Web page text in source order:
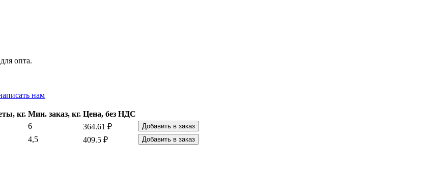
опта.
нам
кг. Мин. заказ, кг. Цена, без НДС
6 364.61 ₽ Добавить в заказ
4,5 409.5 ₽ Добавить в заказ